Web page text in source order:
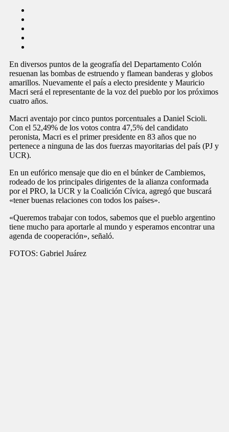
En diversos puntos de la geografía del Departamento Colón
resuenan las bombas de estruendo y flamean banderas y globos
amarillos. Nuevamente el país a electo presidente y Mauricio
Macri será el representante de la voz del pueblo por los próximos
cuatro años.
Macri aventajo por cinco puntos porcentuales a Daniel Scioli.
Con el 52,49% de los votos contra 47,5% del candidato
peronista, Macri es el primer presidente en 83 años que no
pertenece a ninguna de las dos fuerzas mayoritarias del país (PJ y
UCR).
En un eufórico mensaje que dio en el búnker de Cambiemos,
rodeado de los principales dirigentes de la alianza conformada
por el PRO, la UCR y la Coalición Cívica, agregó que buscará
«tener buenas relaciones con todos los países».
«Queremos trabajar con todos, sabemos que el pueblo argentino
tiene mucho para aportarle al mundo y esperamos encontrar una
agenda de cooperación», señaló.
FOTOS: Gabriel Juárez